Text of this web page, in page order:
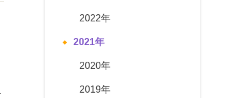
2022年
2021年
2020年
2019年